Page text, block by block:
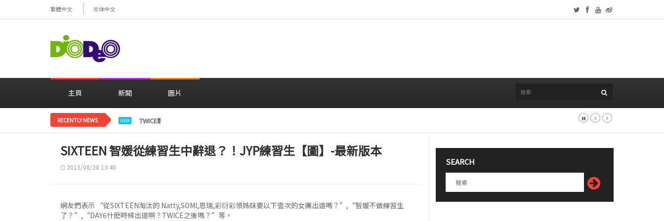
繁體中文 简体中文
主頁 新聞 圖片
RECENTLY NEWS NEW TWICE娜璉，花背景感性自拍…精緻妝容引人注目
SIXTEEN 智媛從練習生中辭退？！JYP練習生【圖】-最新版本
2015/08/28 13:40
網友們表示 “從SIXTEEN淘汰的 Natty,SOMI,恩瑞,彩衍彩領姊妹要以下壹次的女團出道嗎？”,“智媛不做練習生
了？”,“DAY6什麽時候出道啊？TWICE之後嗎？”等。
SEARCH